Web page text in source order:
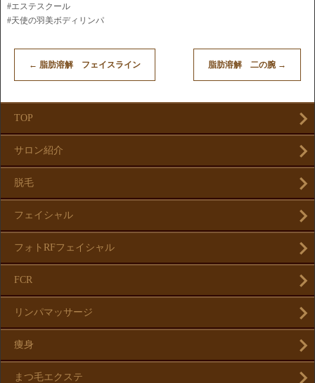
#エステスクール
#天使の羽美ボディリンパ
← 脂肪溶解 フェイスライン 脂肪溶解 二の腕 →
TOP
サロン紹介
脱毛
フェイシャル
フォトRFフェイシャル
FCR
リンパマッサージ
痩身
まつ毛エクステ